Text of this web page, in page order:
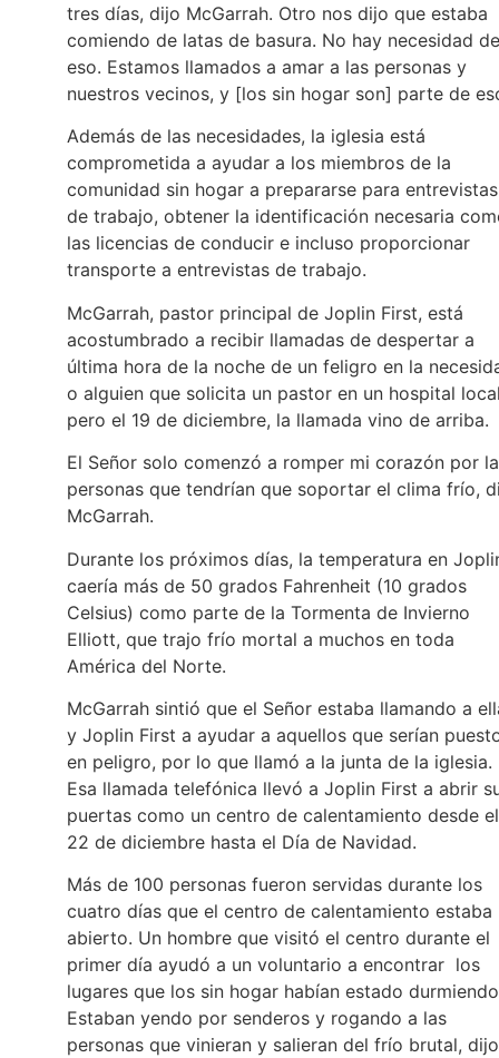
tres días, dijo McGarrah. Otro nos dijo que estaba
comiendo de latas de basura. No hay necesidad de
eso. Estamos llamados a amar a las personas y
nuestros vecinos, y [los sin hogar son] parte de
Además de las necesidades, la iglesia está
comprometida a ayudar a los miembros de la
comunidad sin hogar a prepararse para entrevistas
de trabajo, obtener la identificación necesaria
las licencias de conducir e incluso proporcionar
transporte a entrevistas de trabajo.
McGarrah, pastor principal de Joplin First, está
acostumbrado a recibir llamadas de despertar a
última hora de la noche de un feligro en la
o alguien que solicita un pastor en un hospital
pero el 19 de diciembre, la llamada vino de arriba.
El Señor solo comenzó a romper mi corazón por
personas que tendrían que soportar el clima frío,
McGarrah.
Durante los próximos días, la temperatura en
caería más de 50 grados Fahrenheit (10 grados
Celsius) como parte de la Tormenta de Invierno
Elliott, que trajo frío mortal a muchos en toda
América del Norte.
McGarrah sintió que el Señor estaba llamando a
y Joplin First a ayudar a aquellos que serían
en peligro, por lo que llamó a la junta de la iglesia.
Esa llamada telefónica llevó a Joplin First a abrir
puertas como un centro de calentamiento desde el
22 de diciembre hasta el Día de Navidad.
Más de 100 personas fueron servidas durante los
cuatro días que el centro de calentamiento estaba
abierto. Un hombre que visitó el centro durante el
primer día ayudó a un voluntario a encontrar los
lugares que los sin hogar habían estado
Estaban yendo por senderos y rogando a las
personas que vinieran y salieran del frío brutal, dijo